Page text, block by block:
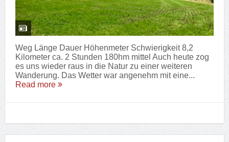
Weg Länge Dauer Höhenmeter Schwierigkeit 8,2
Kilometer ca. 2 Stunden 180hm mittel Auch heute zog
es uns wieder raus in die Natur zu einer weiteren
Wanderung. Das Wetter war angenehm mit eine...
Read more